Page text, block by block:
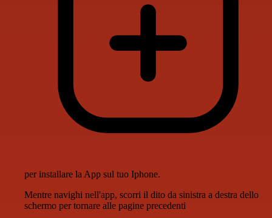
per installare la App sul tuo Iphone.
Mentre navighi nell'app, scorri il dito da sinistra a destra dello
schermo per tornare alle pagine precedenti